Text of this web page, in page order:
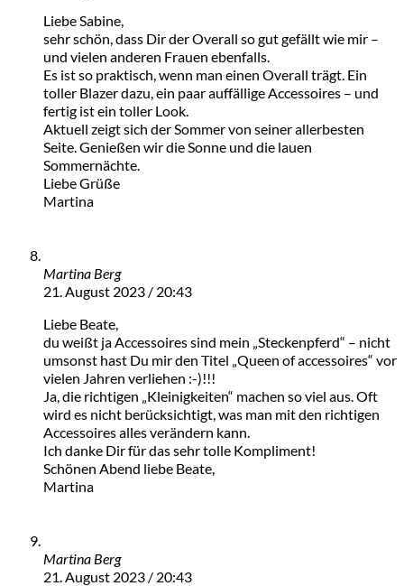
Liebe Sabine,
sehr schön, dass Dir der Overall so gut gefällt wie mir –
und vielen anderen Frauen ebenfalls.
Es ist so praktisch, wenn man einen Overall trägt. Ein
toller Blazer dazu, ein paar auffällige Accessoires – und
fertig ist ein toller Look.
Aktuell zeigt sich der Sommer von seiner allerbesten
Seite. Genießen wir die Sonne und die lauen
Sommernächte.
Liebe Grüße
Martina
Martina Berg
21. August 2023 / 20:43
Liebe Beate,
du weißt ja Accessoires sind mein „Steckenpferd“ – nicht
umsonst hast Du mir den Titel „Queen of accessoires“ vor
vielen Jahren verliehen :-)!!!
Ja, die richtigen „Kleinigkeiten“ machen so viel aus. Oft
wird es nicht berücksichtigt, was man mit den richtigen
Accessoires alles verändern kann.
Ich danke Dir für das sehr tolle Kompliment!
Schönen Abend liebe Beate,
Martina
Martina Berg
21. August 2023 / 20:43